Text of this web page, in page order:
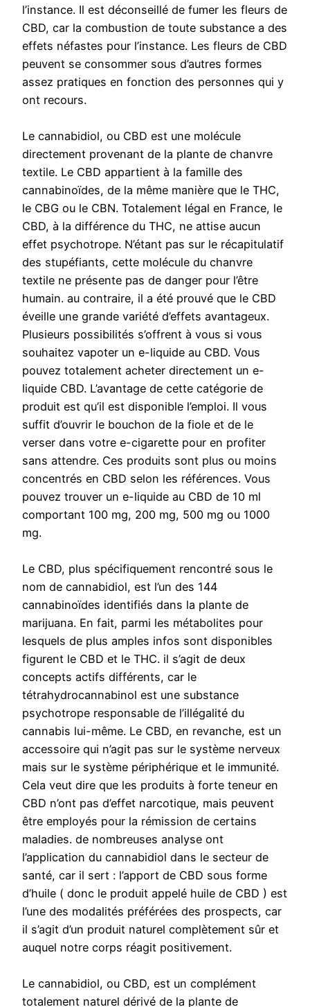
l’instance. Il est déconseillé de fumer les fleurs de
CBD, car la combustion de toute substance a des
effets néfastes pour l’instance. Les fleurs de CBD
peuvent se consommer sous d’autres formes
assez pratiques en fonction des personnes qui y
ont recours.
Le cannabidiol, ou CBD est une molécule
directement provenant de la plante de chanvre
textile. Le CBD appartient à la famille des
cannabinoïdes, de la même manière que le THC,
le CBG ou le CBN. Totalement légal en France, le
CBD, à la différence du THC, ne attise aucun
effet psychotrope. N’étant pas sur le récapitulatif
des stupéfiants, cette molécule du chanvre
textile ne présente pas de danger pour l’être
humain. au contraire, il a été prouvé que le CBD
éveille une grande variété d’effets avantageux.
Plusieurs possibilités s’offrent à vous si vous
souhaitez vapoter un e-liquide au CBD. Vous
pouvez totalement acheter directement un e-
liquide CBD. L’avantage de cette catégorie de
produit est qu’il est disponible l’emploi. Il vous
suffit d’ouvrir le bouchon de la fiole et de le
verser dans votre e-cigarette pour en profiter
sans attendre. Ces produits sont plus ou moins
concentrés en CBD selon les références. Vous
pouvez trouver un e-liquide au CBD de 10 ml
comportant 100 mg, 200 mg, 500 mg ou 1000
mg.
Le CBD, plus spécifiquement rencontré sous le
nom de cannabidiol, est l’un des 144
cannabinoïdes identifiés dans la plante de
marijuana. En fait, parmi les métabolites pour
lesquels de plus amples infos sont disponibles
figurent le CBD et le THC. il s’agit de deux
concepts actifs différents, car le
tétrahydrocannabinol est une substance
psychotrope responsable de l’illégalité du
cannabis lui-même. Le CBD, en revanche, est un
accessoire qui n’agit pas sur le système nerveux
mais sur le système périphérique et le immunité.
Cela veut dire que les produits à forte teneur en
CBD n’ont pas d’effet narcotique, mais peuvent
être employés pour la rémission de certains
maladies. de nombreuses analyse ont
l’application du cannabidiol dans le secteur de
santé, car il sert : l’apport de CBD sous forme
d’huile ( donc le produit appelé huile de CBD ) est
l’une des modalités préférées des prospects, car
il s’agit d’un produit naturel complètement sûr et
auquel notre corps réagit positivement.
Le cannabidiol, ou CBD, est un complément
totalement naturel dérivé de la plante de